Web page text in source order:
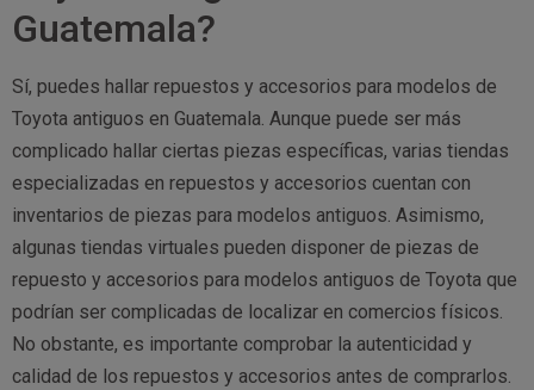
Guatemala?
Sí, puedes hallar repuestos y accesorios para modelos de
Toyota antiguos en Guatemala. Aunque puede ser más
complicado hallar ciertas piezas específicas, varias tiendas
especializadas en repuestos y accesorios cuentan con
inventarios de piezas para modelos antiguos. Asimismo,
algunas tiendas virtuales pueden disponer de piezas de
repuesto y accesorios para modelos antiguos de Toyota que
podrían ser complicadas de localizar en comercios físicos.
No obstante, es importante comprobar la autenticidad y
calidad de los repuestos y accesorios antes de comprarlos.